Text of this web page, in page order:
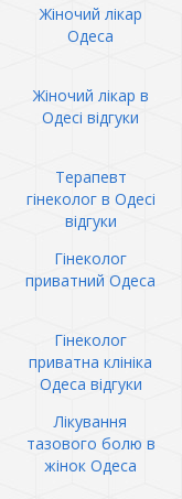
Жіночий лікар
Одеса
Жіночий лікар в
Одесі відгуки
Терапевт
гінеколог в Одесі
відгуки
Гінеколог
приватний Одеса
Гінеколог
приватна клініка
Одеса відгуки
Лікування
тазового болю в
жінок Одеса